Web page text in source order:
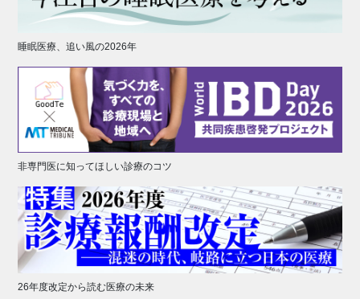
睡眠医療、追い風の2026年
非専門医に知ってほしい診療のコツ
26年度改定から読む医療の未来